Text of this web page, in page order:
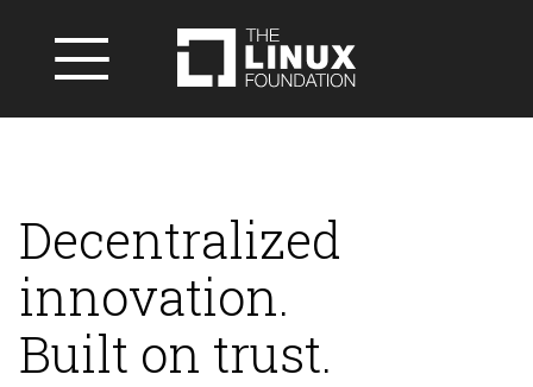
Decentralized
innovation.
Built on trust.